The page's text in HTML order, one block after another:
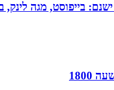
בייפוסט, מגה לינק,